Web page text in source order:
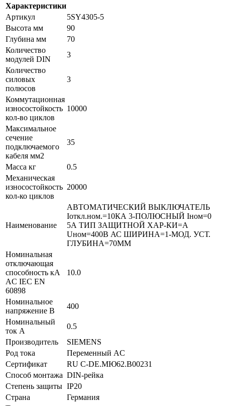
Характеристики
Артикул
5SY4305-5
Высота мм
90
Глубина мм
70
Количество
модулей DIN
3
Количество
силовых
полюсов
3
Коммутационная
износостойкость
кол-во циклов
10000
Максимальное
сечение
подключаемого
кабеля мм2
35
Масса кг
0.5
Механическая
износостойкость
кол-ко циклов
20000
Наименование
АВТОМАТИЧЕСКИЙ ВЫКЛЮЧАТЕЛЬ
Iоткл.ном.=10КА 3-ПОЛЮСНЫЙ Iном=0
5А ТИП ЗАЩИТНОЙ ХАР-КИ=A
Uном=400В АС ШИРИНА=1-МОД. УСТ.
ГЛУБИНА=70ММ
Номинальная
отключающая
способность кA
AC IEC EN
60898
10.0
Номинальное
напряжение В
400
Номинальный
ток А
0.5
Производитель
SIEMENS
Род тока
Переменный AC
Сертификат
RU C-DE.МЮ62.B00231
Способ монтажа DIN-рейка
Степень защиты IP20
Страна
Германия